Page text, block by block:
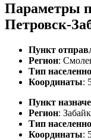
Параметры
Петровск-
Пункт
Регион:
Тип
Координаты:
Пункт
Регион:
Тип
Координаты: